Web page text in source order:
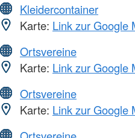
Kleidercontainer
Karte: Link zur Google
Ortsvereine
Karte: Link zur Google
Ortsvereine
Karte: Link zur Google